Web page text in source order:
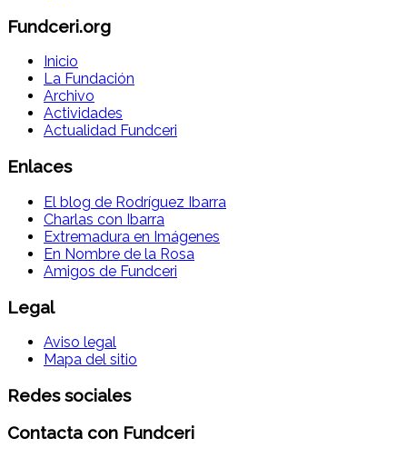
Fundceri.org
Inicio
La Fundación
Archivo
Actividades
Actualidad Fundceri
Enlaces
El blog de Rodríguez Ibarra
Charlas con Ibarra
Extremadura en Imágenes
En Nombre de la Rosa
Amigos de Fundceri
Legal
Aviso legal
Mapa del sitio
Redes sociales
Contacta con Fundceri